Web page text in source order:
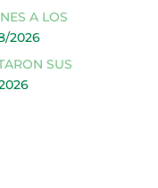
A LOS
2026
SUS